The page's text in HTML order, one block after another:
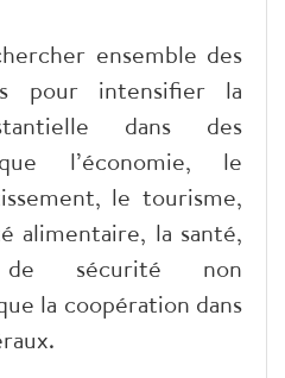
ensemble des
pour intensifier la
dans des
l’économie, le
le tourisme,
alimentaire, la santé,
sécurité non
la coopération dans